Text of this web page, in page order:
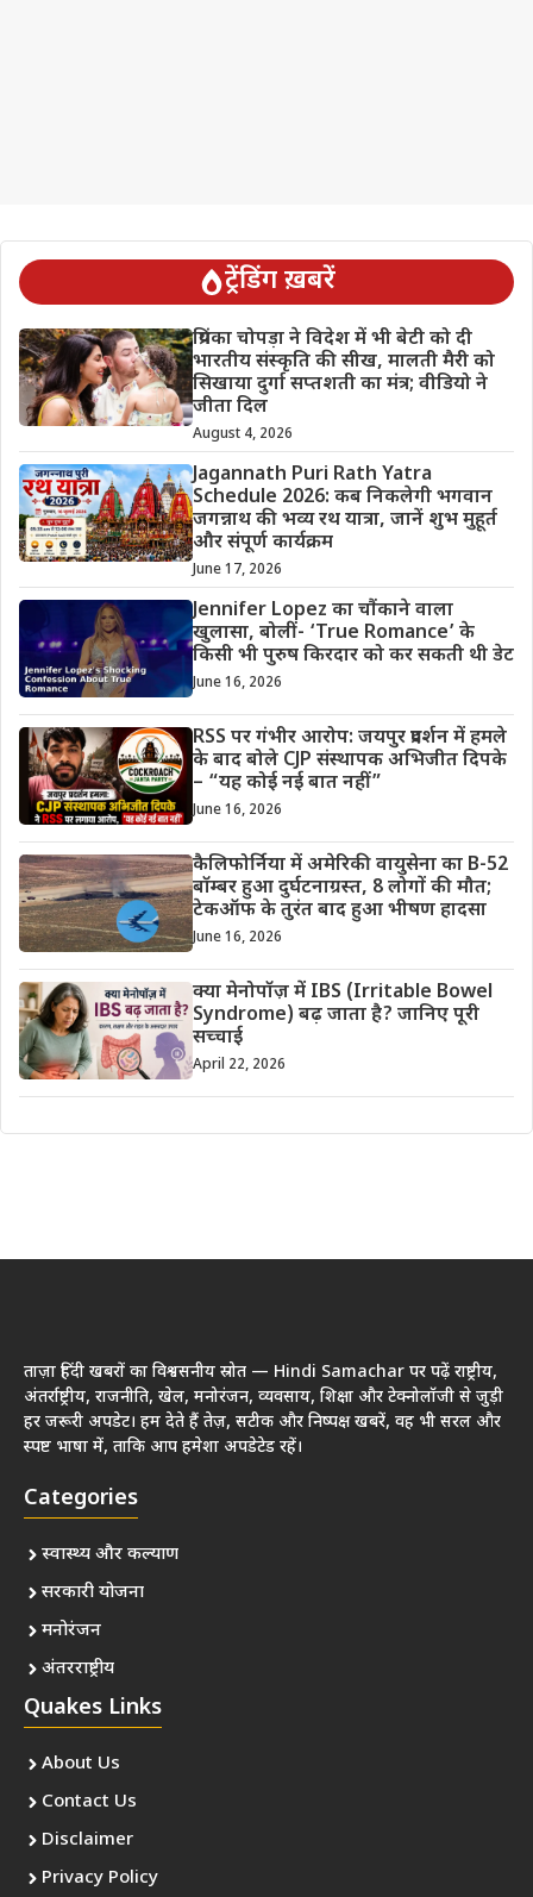
ट्रेंडिंग ख़बरें
प्रियंका चोपड़ा ने विदेश में भी बेटी को दी
भारतीय संस्कृति की सीख, मालती मैरी को
सिखाया दुर्गा सप्तशती का मंत्र; वीडियो ने
जीता दिल
August 4, 2026
Jagannath Puri Rath Yatra
Schedule 2026: कब निकलेगी भगवान
जगन्नाथ की भव्य रथ यात्रा, जानें शुभ मुहूर्त
और संपूर्ण कार्यक्रम
June 17, 2026
Jennifer Lopez का चौंकाने वाला
खुलासा, बोलीं- ‘True Romance’ के
किसी भी पुरुष किरदार को कर सकती थी डेट
June 16, 2026
RSS पर गंभीर आरोप: जयपुर प्रदर्शन में हमले
के बाद बोले CJP संस्थापक अभिजीत दिपके
– “यह कोई नई बात नहीं”
June 16, 2026
कैलिफोर्निया में अमेरिकी वायुसेना का B-52
बॉम्बर हुआ दुर्घटनाग्रस्त, 8 लोगों की मौत;
टेकऑफ के तुरंत बाद हुआ भीषण हादसा
June 16, 2026
क्या मेनोपॉज़ में IBS (Irritable Bowel
Syndrome) बढ़ जाता है? जानिए पूरी
सच्चाई
April 22, 2026
ताज़ा हिंदी खबरों का विश्वसनीय स्रोत — Hindi Samachar पर पढ़ें राष्ट्रीय,
अंतर्राष्ट्रीय, राजनीति, खेल, मनोरंजन, व्यवसाय, शिक्षा और टेक्नोलॉजी से जुड़ी
हर जरूरी अपडेट। हम देते हैं तेज़, सटीक और निष्पक्ष खबरें, वह भी सरल और
स्पष्ट भाषा में, ताकि आप हमेशा अपडेटेड रहें।
Categories
स्वास्थ्य और कल्याण
सरकारी योजना
मनोरंजन
अंतरराष्ट्रीय
Quakes Links
About Us
Contact Us
Disclaimer
Privacy Policy